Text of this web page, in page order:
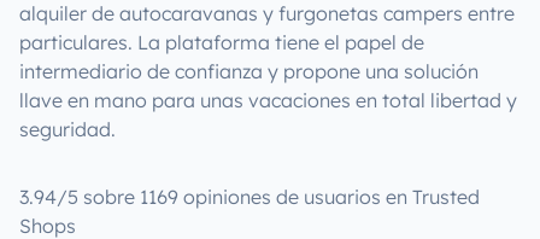
alquiler de autocaravanas y furgonetas campers entre
particulares. La plataforma tiene el papel de
intermediario de confianza y propone una solución
llave en mano para unas vacaciones en total libertad y
seguridad.
3.94/5 sobre 1169 opiniones de usuarios en Trusted
Shops